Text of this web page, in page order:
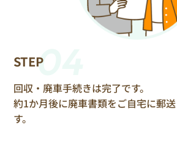
STEP04
回収・廃車手続きは完了です。
約1か月後に廃車書類をご自宅に郵
す。